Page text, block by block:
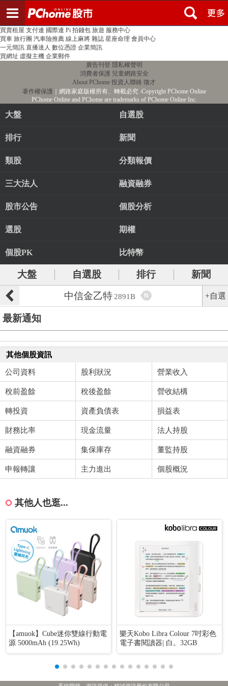
PChome首頁 線上購物 24h購物 書店
買賣租屋 支付連 國際連 Pi 拍錢包 旅遊 服務中心
買車 旅行團 汽車險推薦 線上麻將 雜誌 星座命理 會員中心
一元簡訊 直播達人 數位憑證 企業簡訊
買網址 虛擬主機 企業郵件
廣告刊登 隱私權聲明
消費者保護 兒童網路安全
About PChome 投資人聯絡 徵才
著作權保護 ｜網路家庭版權所有、轉載必究‧Copyright PChome Online
PChome Online and PChome are trademarks of PChome Online Inc.
大盤 自選股
排行 新聞
類股 分類報價
三大法人 融資融券
股市公告 個股分析
選股 期權
個股PK 比特幣
大盤 自選股 排行
新聞
中信金乙特 2891B N +自選
最新通知
其他個股資訊
公司資料 股利狀況 營業收入
稅前盈餘 稅後盈餘 營收結構
轉投資 資產負債表 損益表
財務比率 現金流量 法人持股
融資融券 集保庫存 董監持股
申報轉讓 主力進出 個股概況
其他人也逛...
【amuok】Cube迷你雙線行動電
源 5000mAh (19.25Wh)
樂天Kobo Libra Colour 7吋彩色
電子書閱讀器| 白。32GB